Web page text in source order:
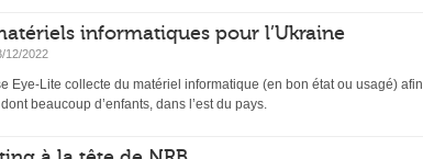
informatiques pour l’Ukraine
12/2022
Eye-Lite collecte du matériel informatique (en bon état ou usagé)
beaucoup d’enfants, dans l’est du pays.